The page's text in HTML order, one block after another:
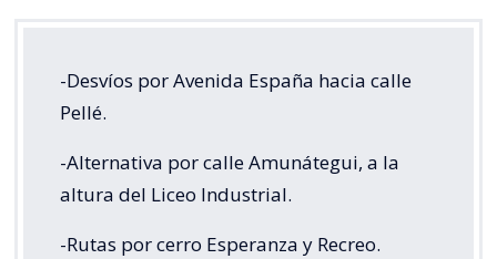
-Desvíos por Avenida España hacia calle
Pellé.
-Alternativa por calle Amunátegui, a la
altura del Liceo Industrial.
-Rutas por cerro Esperanza y Recreo.